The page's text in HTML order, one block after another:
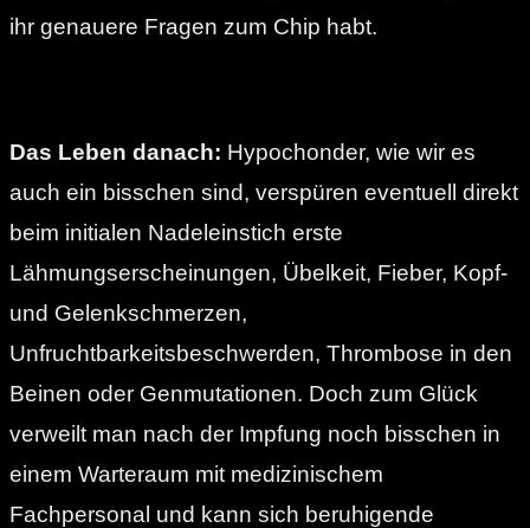
ihr genauere Fragen zum Chip habt.
Das Leben danach: Hypochonder, wie wir es
auch ein bisschen sind, verspüren eventuell direkt
beim initialen Nadeleinstich erste
Lähmungserscheinungen, Übelkeit, Fieber, Kopf-
und Gelenkschmerzen,
Unfruchtbarkeitsbeschwerden, Thrombose in den
Beinen oder Genmutationen. Doch zum Glück
verweilt man nach der Impfung noch bisschen in
einem Warteraum mit medizinischem
Fachpersonal und kann sich beruhigende